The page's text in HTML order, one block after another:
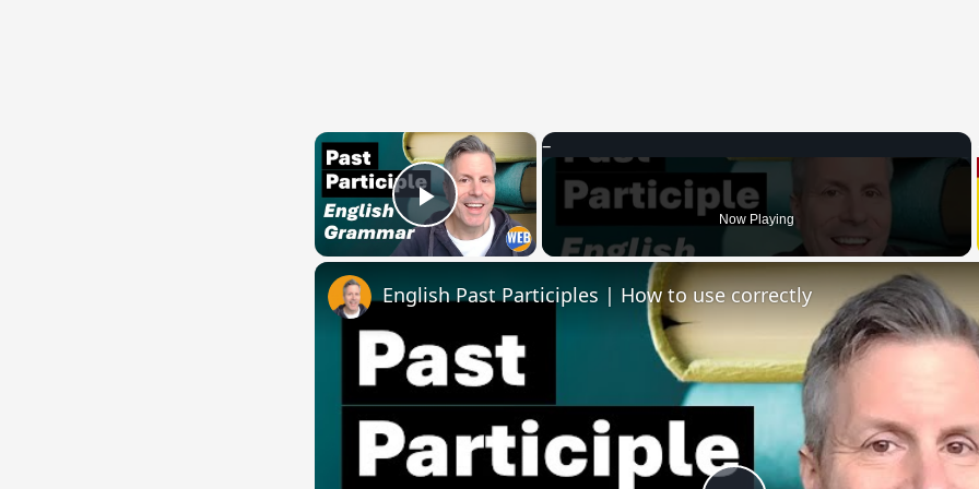
×
Play Video Now Playing
English Past Participles | How to use correctly